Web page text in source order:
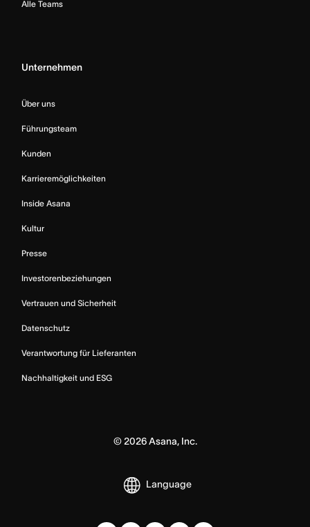
Alle Teams
Unternehmen
Über uns
Führungsteam
Kunden
Karrieremöglichkeiten
Inside Asana
Kultur
Presse
Investorenbeziehungen
Vertrauen und Sicherheit
Datenschutz
Verantwortung für Lieferanten
Nachhaltigkeit und ESG
© 2026Asana, Inc.
Language